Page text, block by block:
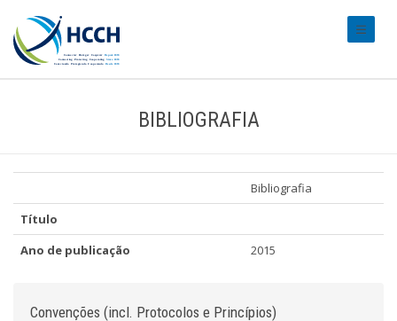
BIBLIOGRAFIA
Bibliografia
Título
Ano de publicação
2015
Convenções (incl. Protocolos e Princípios)